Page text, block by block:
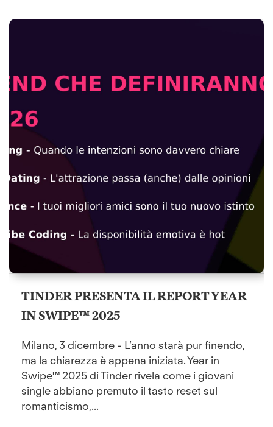
TINDER PRESENTA IL REPORT YEAR
IN SWIPE™ 2025
Milano, 3 dicembre - L’anno starà pur finendo,
ma la chiarezza è appena iniziata. Year in
Swipe™ 2025 di Tinder rivela come i giovani
single abbiano premuto il tasto reset sul
romanticismo,...